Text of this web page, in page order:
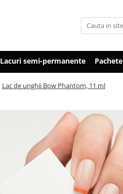
Lacuri semi-permanente Pachete
Lac de unghii Bow Phantom, 11 ml